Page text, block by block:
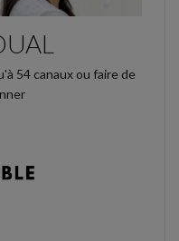
54 canaux ou faire de